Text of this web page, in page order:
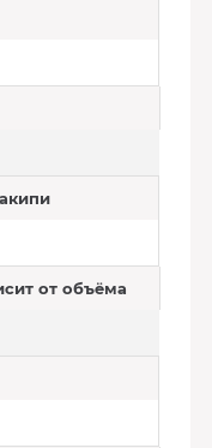
от объёма